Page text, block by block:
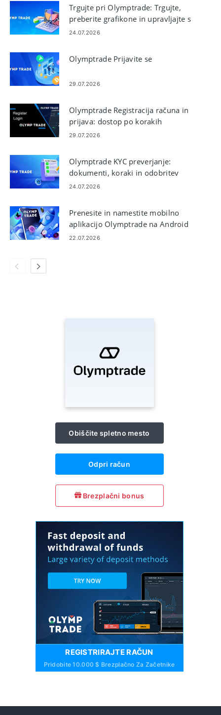
Trgujte pri Olymptrade: Trgujte,
preberite grafikone in upravljajte s
tveganjem
24.07.2026
Olymptrade Prijavite se
29.07.2026
Olymptrade Registracija računa in
prijava: dostop po korakih
29.07.2026
Olymptrade KYC preverjanje:
dokumenti, koraki in odobritev
24.07.2026
Prenesite in namestite mobilno
aplikacijo Olymptrade na Android
in iOS
22.07.2026
Obiščite spletno mesto
Odpri račun
Brezplačni bonus
REGISTRIRAJTE RAČUN
Pridobite 10.000 $ Brezplačno Za Začetnike